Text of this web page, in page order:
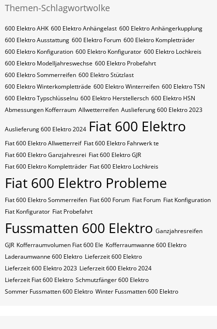
Themen-Schlagwortwolke
600 Elektro AHK 600 Elektro Anhängelast 600 Elektro Anhängerkupplung
600 Elektro Ausstattung 600 Elektro Forum 600 Elektro Kompletträder
600 Elektro Konfiguration 600 Elektro Konfigurator 600 Elektro Lochkreis
600 Elektro Modelljahreswechse 600 Elektro Probefahrt
600 Elektro Sommerreifen 600 Elektro Stützlast
600 Elektro Winterkompletträde 600 Elektro Winterreifen 600 Elektro​​​​ TSN
600 Elektro​​​​ Typschlüsselnu 600 Elektro​​​​​ Herstellersch 600 Elektro​​​​​ HSN
Abmessungen Kofferraum Allwetterreifen Auslieferung 600 Elektro 2023
Auslieferung 600 Elektro 2024 Fiat 600 Elektro
Fiat 600 Elektro Allwetterreif Fiat 600 Elektro Fahrwerk te
Fiat 600 Elektro Ganzjahresrei Fiat 600 Elektro GJR
Fiat 600 Elektro Kompletträder Fiat 600 Elektro Lochkreis
Fiat 600 Elektro Probleme
Fiat 600 Elektro Sommerreifen Fiat 600 Forum Fiat Forum Fiat Konfiguration
Fiat Konfigurator Fiat Probefahrt
Fussmatten 600 Elektro Ganzjahresreifen
GJR Kofferraumvolumen Fiat 600 Ele Kofferraumwanne 600 Elektro
Laderaumwanne 600 Elektro Lieferzeit 600 Elektro
Lieferzeit 600 Elektro 2023 Lieferzeit 600 Elektro 2024
Lieferzeit Fiat 600 Elektro Schmutzfänger 600 Elektro
Sommer Fussmatten 600 Elektro Winter Fussmatten 600 Elektro